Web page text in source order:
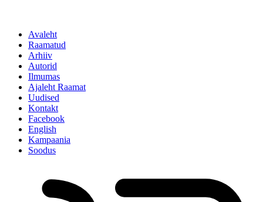
Avaleht
Raamatud
Arhiiv
Autorid
Ilmumas
Ajaleht Raamat
Uudised
Kontakt
Facebook
English
Kampaania
Soodus